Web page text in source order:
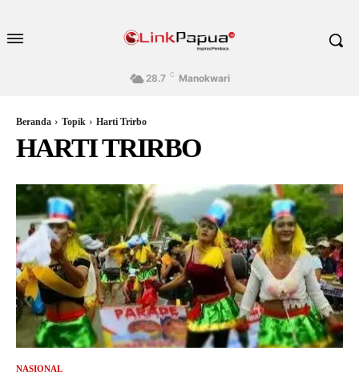
28.7 C Manokwari
Beranda Topik Harti Trirbo
HARTI TRIRBO
NASIONAL